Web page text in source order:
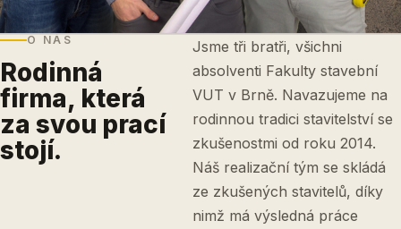
O NÁS
Rodinná
firma, která
za svou prací
stojí.
Jsme tři bratři, všichni
absolventi Fakulty stavební
VUT v Brně. Navazujeme na
rodinnou tradici stavitelství se
zkušenostmi od roku 2014.
Náš realizační tým se skládá
ze zkušených stavitelů, díky
nimž má výsledná práce